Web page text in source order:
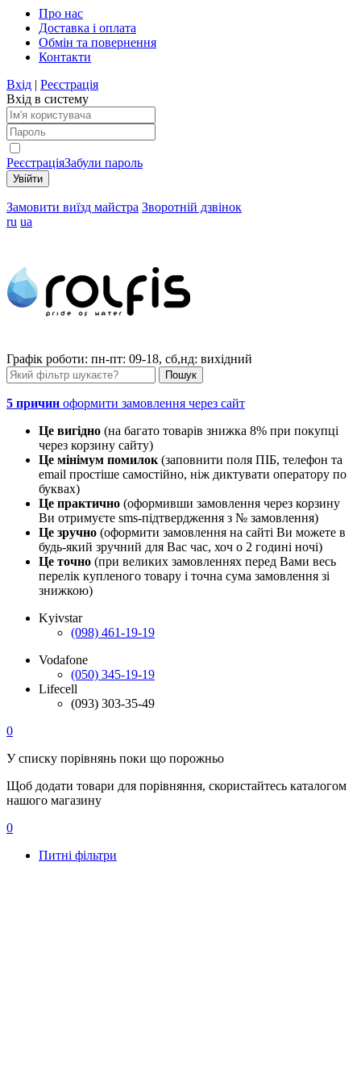
Про нас
Доставка і оплата
Обмін та повернення
Контакти
Вхід | Реєстрація
Вхід в систему
РеєстраціяЗабули пароль
Замовити виїзд майстра Зворотній дзвінок
ru ua
Графік роботи: пн-пт: 09-18, сб,нд: вихідний
5 причин оформити замовлення через сайт
Це вигідно (на багато товарів знижка 8% при покупці
через корзину сайту)
Це мінімум помилок (заповнити поля ПІБ, телефон та
email простіше самостійно, ніж диктувати оператору по
буквах)
Це практично (оформивши замовлення через корзину
Ви отримуєте sms-підтвердження з № замовлення)
Це зручно (оформити замовлення на сайті Ви можете в
будь-який зручний для Вас час, хоч о 2 годині ночі)
Це точно (при великих замовленнях перед Вами весь
перелік купленого товару і точна сума замовлення зі
знижкою)
Kyivstar
(098) 461-19-19
Vodafone
(050) 345-19-19
Lifecell
(093) 303-35-49
0
У списку порівнянь поки що порожньо
Щоб додати товари для порівняння, скористайтесь каталогом
нашого магазину
0
Питні фільтри